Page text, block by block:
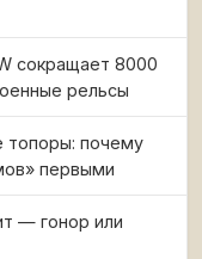
сокращает 8000
рельсы
топоры: почему
первыми
— гонор или